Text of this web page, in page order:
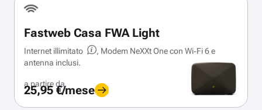
Fastweb Casa FWA Light
Internet illimitato
, Modem NeXXt One con Wi‑Fi 6 e
antenna inclusi.
a partire da
25,95 €/mese